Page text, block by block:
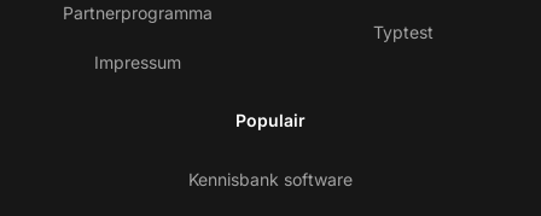
Partnerprogramma
Impressum
Typtest
Populair
Kennisbank software